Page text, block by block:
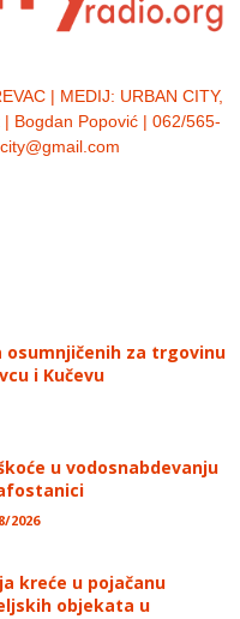
| MEDIJ: URBAN CITY,
Bogdan Popović | 062/565-
osumnjičenih za trgovinu
i Kučevu
u vodosnabdevanju
2026
kreće u pojačanu
objekata u